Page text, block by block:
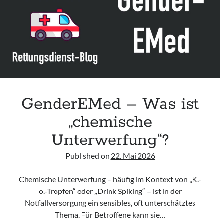
Leitlinie „Bauchschmerz bei Kindern und Jugendlichen – Bildgebende
Diagnostik“ der GPR
Leitlinie „Erbrechen im Kindes- und Jugendalter – Bildgebende
Diagnostik“ der GPR
Leitlinie „Kopfschmerzen bei Kindern und Jugendlichen – Bildgebende
Diagnostik“ der GPR
GenderEMed – Was ist
„chemische
Unterwerfung“?
Published on 22. Mai 2026
Chemische Unterwerfung – häufig im Kontext von „K.-
o.-Tropfen“ oder „Drink Spiking“ – ist in der
Notfallversorgung ein sensibles, oft unterschätztes
Thema. Für Betroffene kann sie…